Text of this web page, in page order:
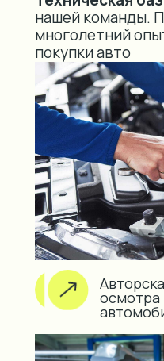
осмотра
нашей команды.
многолетний
покупки авто